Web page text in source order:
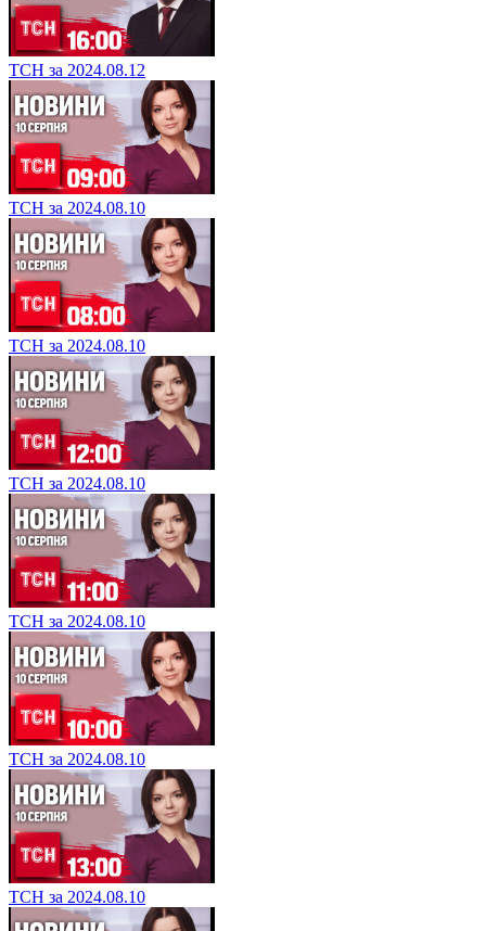
ТСН за 2024.08.12
ТСН за 2024.08.10
ТСН за 2024.08.10
ТСН за 2024.08.10
ТСН за 2024.08.10
ТСН за 2024.08.10
ТСН за 2024.08.10